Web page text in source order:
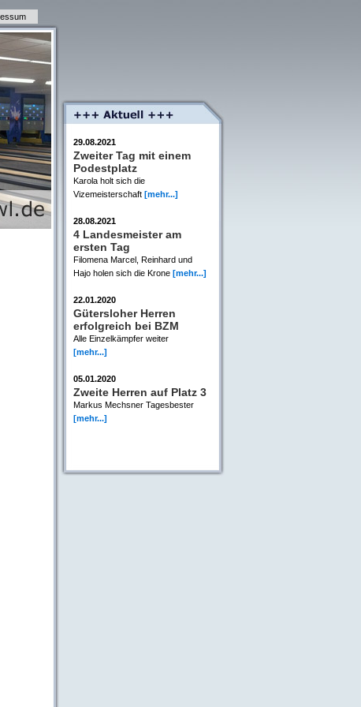
29.08.2021
Zweiter Tag mit einem
Podestplatz
Karola holt sich die
Vizemeisterschaft [mehr...]
28.08.2021
4 Landesmeister am
ersten Tag
Filomena Marcel, Reinhard und
Hajo holen sich die Krone [mehr...]
22.01.2020
Gütersloher Herren
erfolgreich bei BZM
Alle Einzelkämpfer weiter
[mehr...]
05.01.2020
Zweite Herren auf Platz 3
Markus Mechsner Tagesbester
[mehr...]